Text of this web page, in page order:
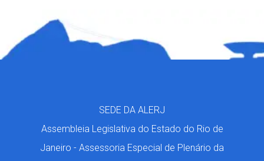
SEDE DA ALERJ
Assembleia Legislativa do Estado do Rio de
Janeiro - Assessoria Especial de Plenário da